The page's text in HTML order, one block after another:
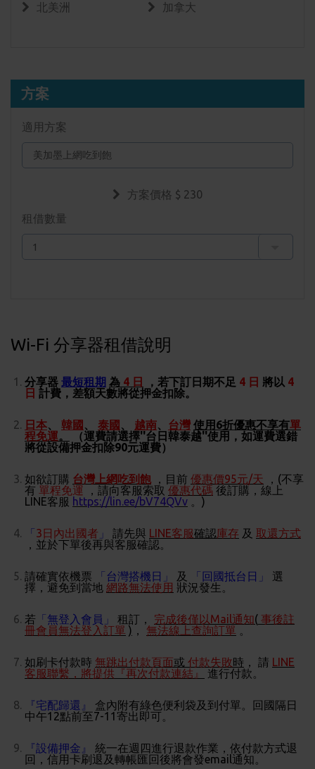
北美洲 加拿大
方案
適用方案
方案價格 $ 230
租借數量
Wi-Fi 分享器租借說明
分享器 最短租期 為 4 日 ，若下訂日期不足 4 日 將以 4
日 計費，差額天數將從押金扣除。
日本、 韓國 、 泰國 、 越南、 台灣 使用6折優惠不享有單
程免運。
（運費請選擇''台日韓泰越''使用，如運費選錯
將從設備押金扣除90元運費）
如欲訂購 台灣上網吃到飽 ，目前 優惠價95元/天 ，(不享
有 單程免運 ，請向客服索取 優惠代碼 後訂購，線上
LINE客服 https://lin.ee/bV74QVv 。)
「3日內出國者 」 請先與 LINE客服確認庫存 及 取還方式
，並於下單後再與客服確認。
請確實依機票 「台灣搭機日」 及 「回國抵台日」
選
擇，避免到當地 網路無法使用 狀況發生。
若 「無登入會員」 租訂， 完成後僅以Mail通知( 事後註
冊會員無法登入訂單 ) ， 無法線上查詢訂單 。
如刷卡付款時 無跳出付款頁面或 付款失敗時 ， 請 LINE
客服聯繫，將提供『再次付款連結』
進行付款。
『宅配歸還』
盒內附有綠色便利袋及到付單。回國隔日
中午12點前至7-11寄出即可。
『設備押金』
統一在週四進行退款作業，依付款方式退
回，信用卡刷退及轉帳匯回後將會發email通知。